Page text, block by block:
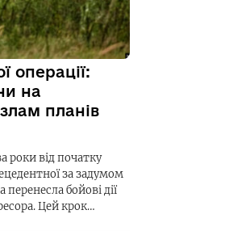
операції:
на
планів
роки від початку
за задумом
бойові дії
Цей крок…